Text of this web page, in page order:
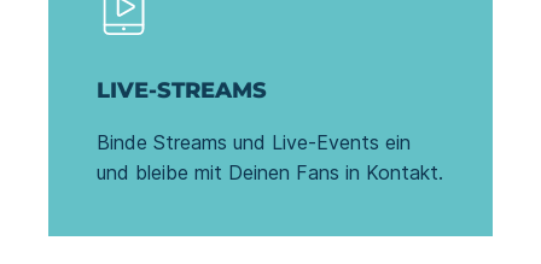
LIVE-STREAMS
Binde Streams und Live-Events ein
und bleibe mit Deinen Fans in Kontakt.